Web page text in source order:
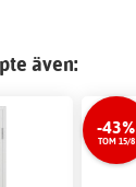
även:
-43%
TOM 15/8